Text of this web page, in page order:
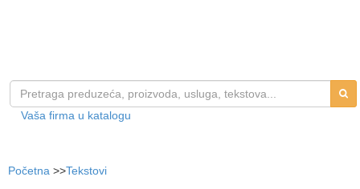
Vaša firma u katalogu
Početna >>Tekstovi